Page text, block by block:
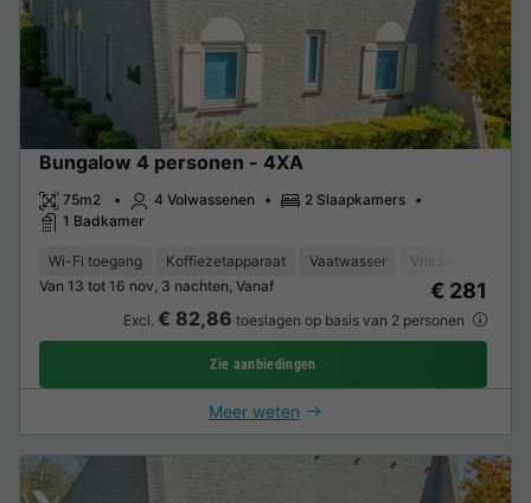
Bungalow 4 personen - 4XA
75m2 4 Volwassenen
2 Slaapkamers
1 Badkamer
Wi-Fi toegang Koffiezetapparaat Vaatwasser Vriezer
Van 13 tot 16 nov, 3 nachten, Vanaf
€ 281
Excl. € 82,86 toeslagen op basis van 2 personen
Zie aanbiedingen
Meer weten